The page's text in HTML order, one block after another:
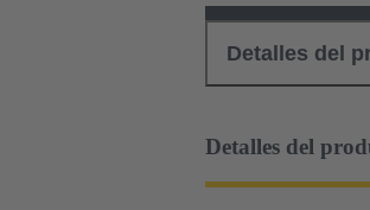
Detalles del
Detalles del